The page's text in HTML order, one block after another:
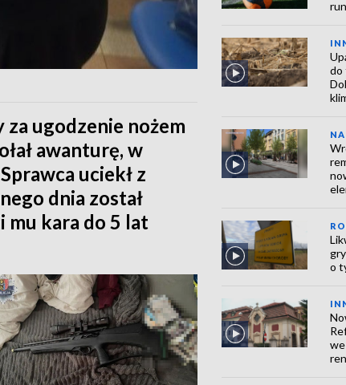
ugodzenie nożem
awanturę, w
uciekł z
dnia został
mu kara do 5 lat
do
o